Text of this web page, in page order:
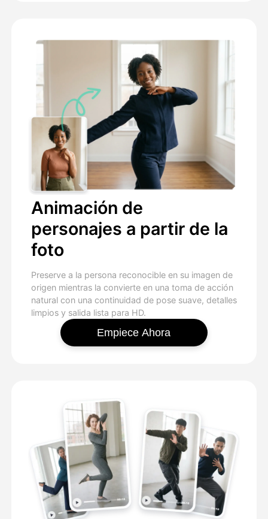
Animación de
personajes a partir de la
foto
Preserve a la persona reconocible en su imagen de
origen mientras la convierte en una toma de acción
natural con una continuidad de pose suave, detalles
limpios y salida lista para HD.
Empiece Ahora